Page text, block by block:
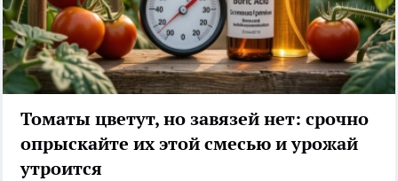
Томаты цветут, но завязей нет: срочно
опрыскайте их этой смесью и урожай
утроится